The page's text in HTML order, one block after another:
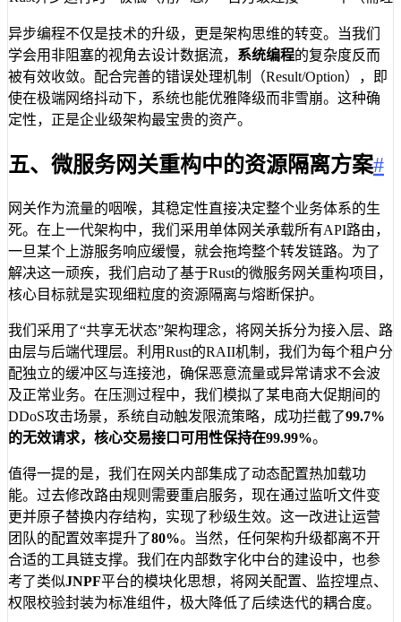
异步编程不仅是技术的升级，更是架构思维的转变。当我们
学会用非阻塞的视角去设计数据流， 系统编程的复杂度反而
被有效收敛。配合完善的错误处理机制（Result/Option），即
使在极端网络抖动下，系统也能优雅降级而非雪崩。这种确
定性，正是企业级架构最宝贵的资产。
五、微服务网关重构中的资源隔离方案#
网关作为流量的咽喉，其稳定性直接决定整个业务体系的生
死。在上一代架构中，我们采用单体网关承载所有API路由，
一旦某个上游服务响应缓慢，就会拖垮整个转发链路。为了
解决这一顽疾，我们启动了基于Rust的微服务网关重构项目，
核心目标就是实现细粒度的资源隔离与熔断保护。
我们采用了“共享无状态”架构理念，将网关拆分为接入层、路
由层与后端代理层。利用Rust的RAII机制，我们为每个租户分
配独立的缓冲区与连接池，确保恶意流量或异常请求不会波
及正常业务。在压测过程中，我们模拟了某电商大促期间的
DDoS攻击场景，系统自动触发限流策略，成功拦截了99.7%
的无效请求，核心交易接口可用性保持在99.99%。
值得一提的是，我们在网关内部集成了动态配置热加载功
能。过去修改路由规则需要重启服务，现在通过监听文件变
更并原子替换内存结构，实现了秒级生效。这一改进让运营
团队的配置效率提升了80%。当然，任何架构升级都离不开
合适的工具链支撑。我们在内部数字化中台的建设中，也参
考了类似JNPF平台的模块化思想，将网关配置、监控埋点、
权限校验封装为标准组件，极大降低了后续迭代的耦合度。